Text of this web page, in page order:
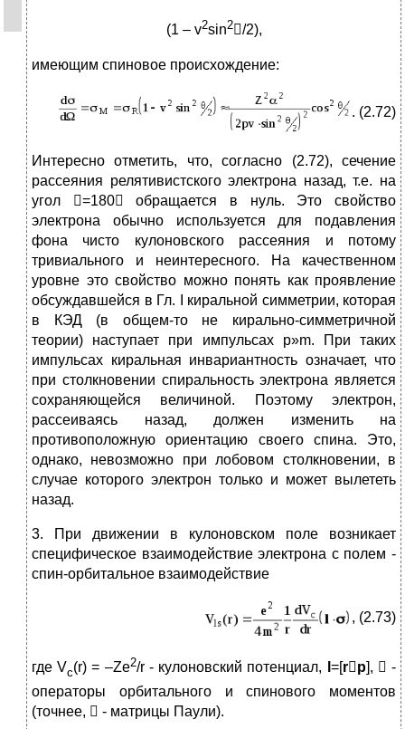
(1 – v2sin2/2),
имеющим спиновое происхождение:
. (2.72)
Интересно отметить, что, согласно (2.72), сечение
рассеяния релятивистского электрона назад, т.е. на
угол =180 обращается в нуль. Это свойство
электрона обычно используется для подавления
фона чисто кулоновского рассеяния и потому
тривиального и неинтересного. На качественном
уровне это свойство можно понять как проявление
обсуждавшейся в Гл. I киральной симметрии, которая
в КЭД (в общем-то не кирально-симметричной
теории) наступает при импульсах p»m. При таких
импульсах киральная инвариантность означает, что
при столкновении спиральность электрона является
сохраняющейся величиной. Поэтому электрон,
рассеиваясь назад, должен изменить на
противоположную ориентацию своего спина. Это,
однако, невозможно при лобовом столкновении, в
случае которого электрон только и может вылететь
назад.
3. При движении в кулоновском поле возникает
специфическое взаимодействие электрона с полем -
спин-орбитальное взаимодействие
, (2.73)
где Vc(r) = –Ze2/r - кулоновский потенциал, =[rp],  -
операторы орбитального и спинового моментов
(точнее,  - матрицы Паули).